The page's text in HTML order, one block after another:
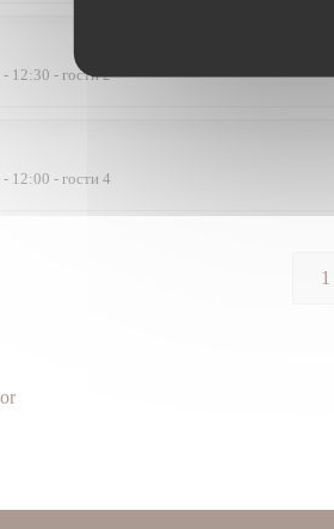
- 12:30 - гости 2
- 12:00 - гости 4
1